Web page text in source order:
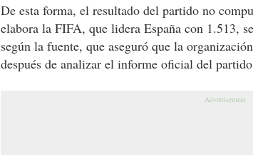
De esta forma, el resultado del partido no
elabora la FIFA, que lidera España con 1.513,
según la fuente, que aseguró que la
después de analizar el informe oficial del